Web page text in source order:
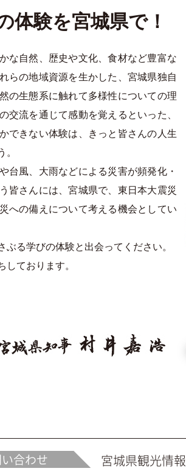
体験を宮城県で！
な自然、歴史や文化、食材など豊富な
らの地域資源を生かした、宮城県独自
の生態系に触れて多様性についての理
交流を通じて感動を覚えるといった、
できない体験は、きっと皆さんの人生
台風、大雨などによる災害が頻発化・
皆さんには、宮城県で、東日本大震災
への備えについて考える機会としてい
る学びの体験と出会ってください。
ております。
合わせ 宮城県観光情